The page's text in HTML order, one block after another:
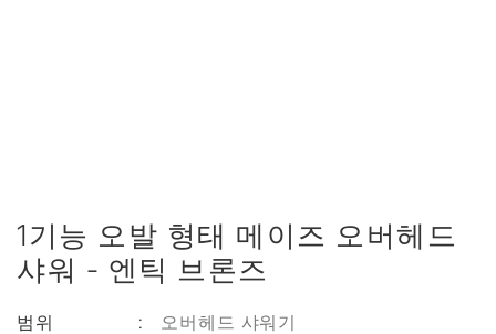
1기능 오발 형태 메이즈 오버헤드
샤워 - 엔틱 브론즈
범위 :
오버헤드 샤워기